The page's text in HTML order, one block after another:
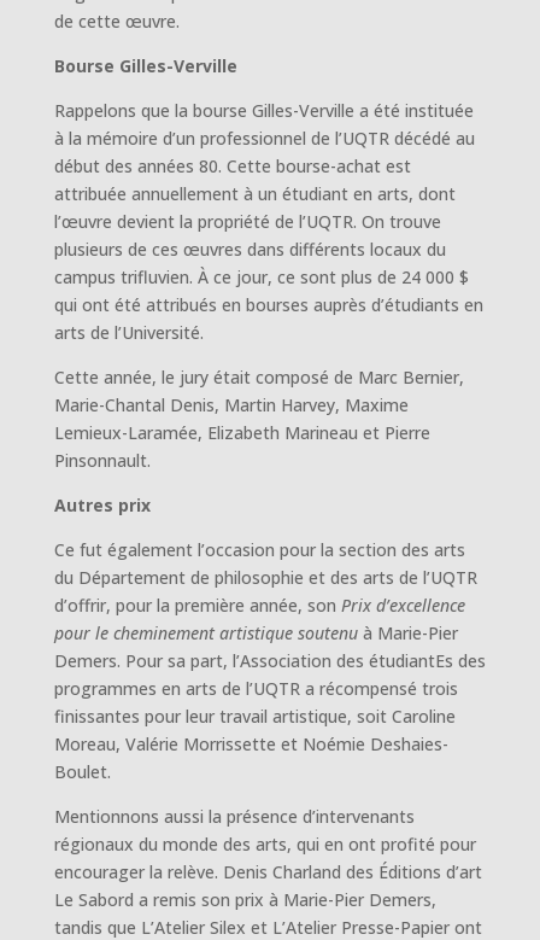
de cette œuvre.
Bourse Gilles-Verville
Rappelons que la bourse Gilles-Verville a été instituée
à la mémoire d’un professionnel de l’UQTR décédé au
début des années 80. Cette bourse-achat est
attribuée annuellement à un étudiant en arts, dont
l’œuvre devient la propriété de l’UQTR. On trouve
plusieurs de ces œuvres dans différents locaux du
campus trifluvien. À ce jour, ce sont plus de 24 000 $
qui ont été attribués en bourses auprès d’étudiants en
arts de l’Université.
Cette année, le jury était composé de Marc Bernier,
Marie-Chantal Denis, Martin Harvey, Maxime
Lemieux-Laramée, Elizabeth Marineau et Pierre
Pinsonnault.
Autres prix
Ce fut également l’occasion pour la section des arts
du Département de philosophie et des arts de l’UQTR
d’offrir, pour la première année, son Prix d’excellence
pour le cheminement artistique soutenuà Marie-Pier
Demers. Pour sa part, l’Association des étudiantEs des
programmes en arts de l’UQTR a récompensé trois
finissantes pour leur travail artistique, soit Caroline
Moreau, Valérie Morrissette et Noémie Deshaies-
Boulet.
Mentionnons aussi la présence d’intervenants
régionaux du monde des arts, qui en ont profité pour
encourager la relève. Denis Charland des Éditions d’art
Le Sabord a remis son prix à Marie-Pier Demers,
tandis que L’Atelier Silex et L’Atelier Presse-Papier ont